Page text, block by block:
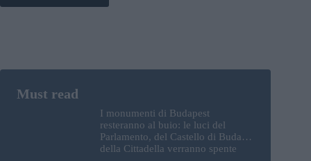
I monumenti di Budapest
resteranno al buio: le luci del
Parlamento, del Castello di Buda e
della Cittadella verranno spente